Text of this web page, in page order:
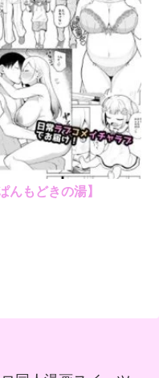
んもどきの湯】